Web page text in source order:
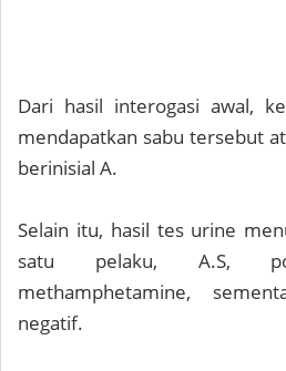
Dari hasil interogasi awal,
mendapatkan sabu tersebut
berinisial A.
Selain itu, hasil tes urine
satu pelaku, A.S,
methamphetamine,
negatif.